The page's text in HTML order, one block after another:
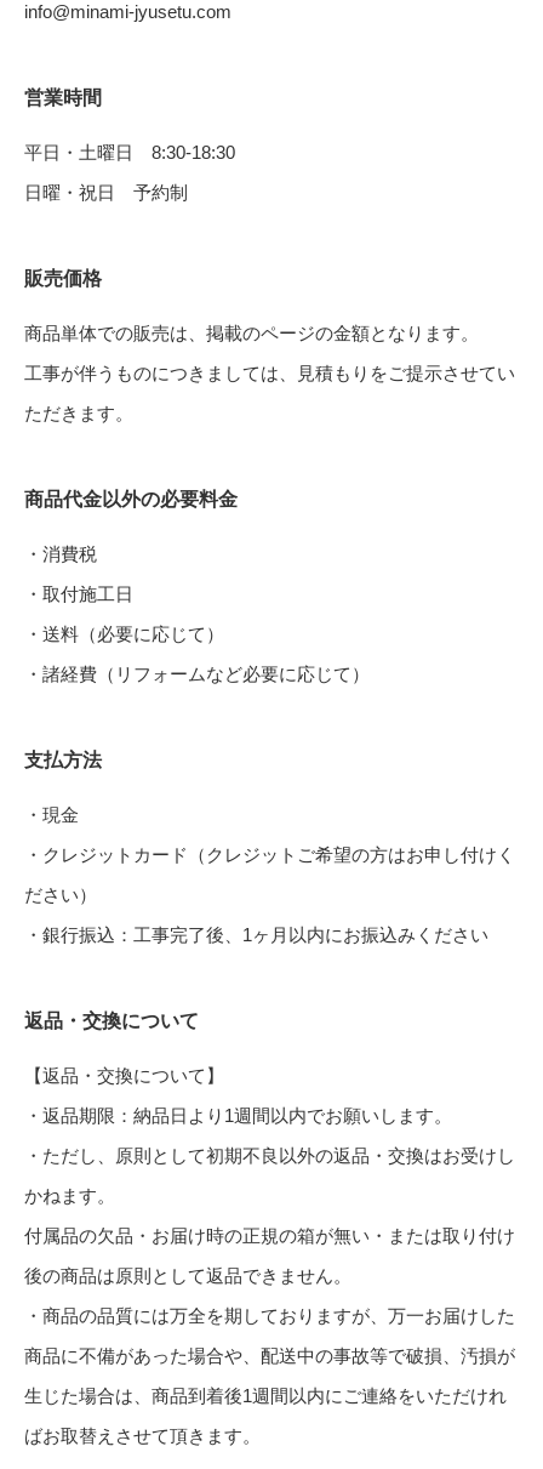
info@minami-jyusetu.com
営業時間
平日・土曜日 8:30-18:30
日曜・祝日 予約制
販売価格
商品単体での販売は、掲載のページの金額となります。
工事が伴うものにつきましては、見積もりをご提示させてい
ただきます。
商品代金以外の必要料金
・消費税
・取付施工日
・送料（必要に応じて）
・諸経費（リフォームなど必要に応じて）
支払方法
・現金
・クレジットカード（クレジットご希望の方はお申し付けく
ださい）
・銀行振込：工事完了後、1ヶ月以内にお振込みください
返品・交換について
【返品・交換について】
・返品期限：納品日より1週間以内でお願いします。
・ただし、原則として初期不良以外の返品・交換はお受けし
かねます。
付属品の欠品・お届け時の正規の箱が無い・または取り付け
後の商品は原則として返品できません。
・商品の品質には万全を期しておりますが、万一お届けした
商品に不備があった場合や、配送中の事故等で破損、汚損が
生じた場合は、商品到着後1週間以内にご連絡をいただけれ
ばお取替えさせて頂きます。